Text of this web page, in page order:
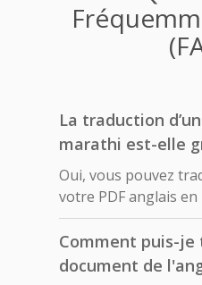
La traduction
marathi est-elle
Oui, vous pouvez
votre PDF anglais
Comment puis-je
document de